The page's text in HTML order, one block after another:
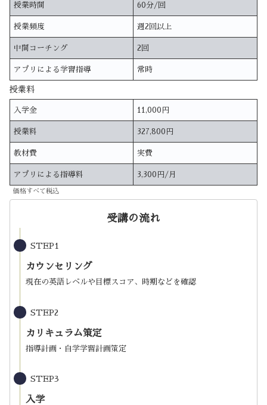
授業時間 60分/回
授業頻度 週2回以上
中間コーチング 2回
アプリによる学習指導 常時
授業料
入学金 11,000円
授業料 327,800円
教材費 実費
アプリによる指導料 3,300円/月
価格すべて税込
受講の流れ
STEP1
カウンセリング
現在の英語レベルや目標スコア、時期などを確認
STEP2
カリキュラム策定
指導計画・自学学習計画策定
STEP3
入学